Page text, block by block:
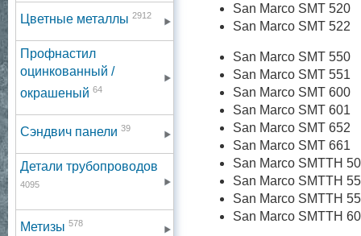
Цветные металлы 2912
Профнастил
оцинкованный /
окрашеный 64
Сэндвич панели 39
Детали трубопроводов
4095
Метизы 578
San Marco SMT 520
San Marco SMT 522
San Marco SMT 550
San Marco SMT 551
San Marco SMT 600
San Marco SMT 601
San Marco SMT 652
San Marco SMT 661
San Marco SMTTH
San Marco SMTTH
San Marco SMTTH
San Marco SMTTH